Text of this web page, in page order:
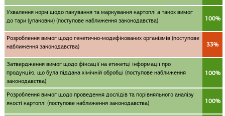
Ухвалення норм щодо пакування та маркування картоплі а такох вимог
до тари (упаковки) (поступове наближення законодавства)
100%
Розроблення вимог щодо генетично-модифікованих організмів (поступове
наближення законодавства)
33%
Затвердження вимог щодо фіксації на етикетці інформації про
продукцію, що була піддана хімічній обробці (поступове наближення
законодавства)
100%
Розроблення вимог щодо проведення дослідів та порівняльного аналізу
якості картоплі (поступове наближення законодавства)
100%